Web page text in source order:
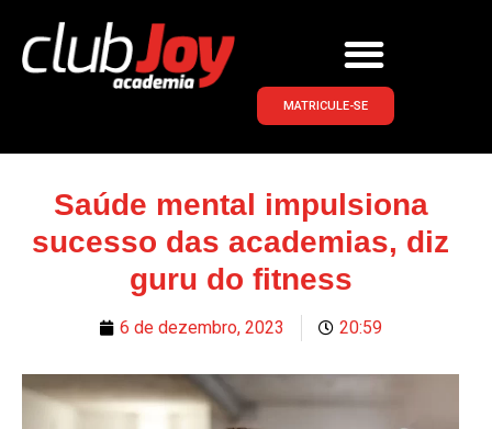
MATRICULE-SE
Saúde mental impulsiona
sucesso das academias, diz
guru do fitness
6 de dezembro, 2023 20:59